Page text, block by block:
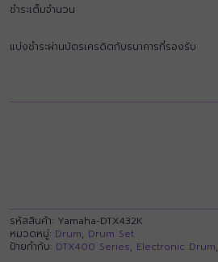
ชำระเต็มจำนวน
แบ่งชำระผ่านบัตรเครดิตกับธนาคารที่รองรับ
รหัสสินค้า: Yamaha-DTX432K
หมวดหมู่: Drum, Drum Set
ป้ายกำกับ: DTX400 Series, Electronic Drum,